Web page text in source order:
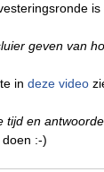
is
geven van
in deze video
tijd en
:-)